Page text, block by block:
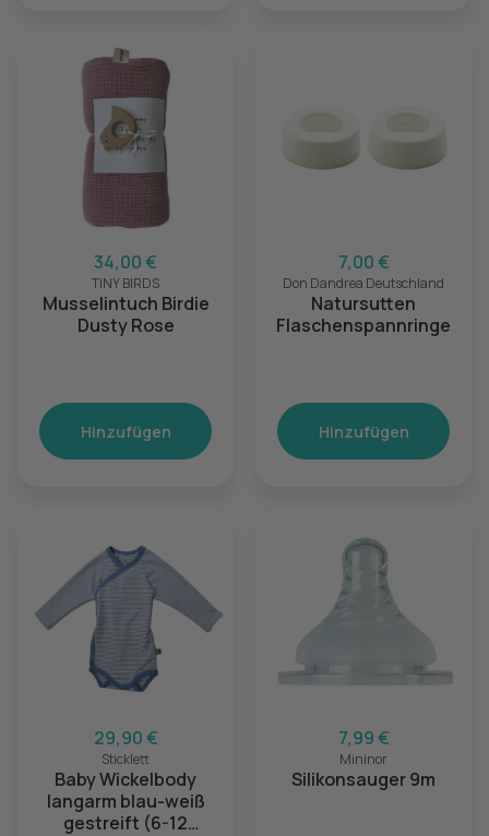
34,00 €
TINY BIRDS
Musselintuch Birdie
Dusty Rose
Hinzufügen
7,00 €
Don Dandrea Deutschland
Natursutten
Flaschenspannringe
Hinzufügen
29,90 €
Sticklett
Baby Wickelbody
langarm blau-weiß
gestreift (6-12
7,99 €
Mininor
Silikonsauger 9m